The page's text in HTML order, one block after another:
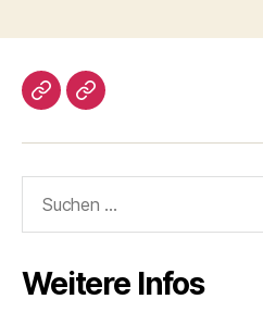
Impressum/DatSchutz
Beliebte
nach:
Weitere Infos